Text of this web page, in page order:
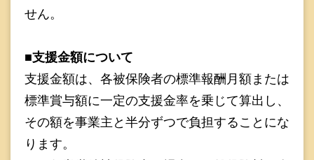
せん。
■支援金額について
支援金額は、各被保険者の標準報酬月額または
標準賞与額に一定の支援金率を乗じて算出し、
その額を事業主と半分ずつで負担することにな
ります。